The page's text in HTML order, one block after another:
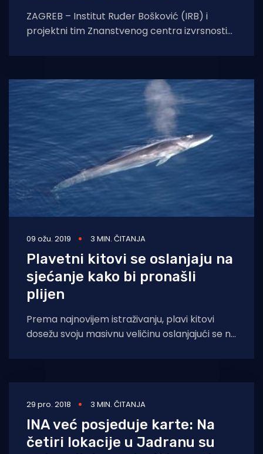
ZAGREB – Institut Ruđer Bošković (IRB) i
projektni tim Znanstvenog centra izvrsnosti
su predstavili rezultate istraživanja
09 ožu. 2019 3 MIN. ČITANJA
Plavetni kitovi se oslanjaju na
sjećanje kako bi pronašli
plijen
Prema najnovijem istraživanju, plavi kitovi
dosežu svoju masivnu veličinu oslanjajući se na
bi pronašli povijesno
29 pro. 2018 3 MIN. ČITANJA
INA već posjeduje karte: Na
četiri lokacije u Jadranu su